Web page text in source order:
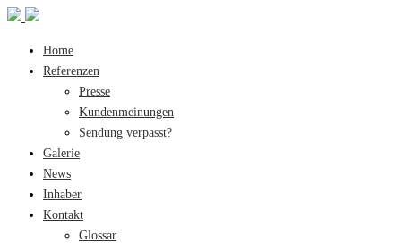
Home
Referenzen
Presse
Kundenmeinungen
Sendung verpasst?
Galerie
News
Inhaber
Kontakt
Glossar